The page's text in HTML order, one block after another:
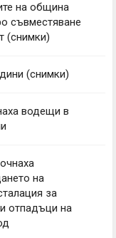
на община
съвместяване
(снимки)
(снимки)
водещи в
на
за
отпадъци на